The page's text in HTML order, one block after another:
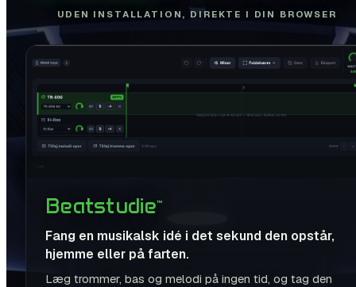
UDEN INSTALLATION, DIREKTE I DIN BROWSER
Beatstudie™
Fang en musikalsk idé i det sekund den opstår,
hjemme eller på farten.
Læg trommer, bas og melodi på ingen tid, og tag den